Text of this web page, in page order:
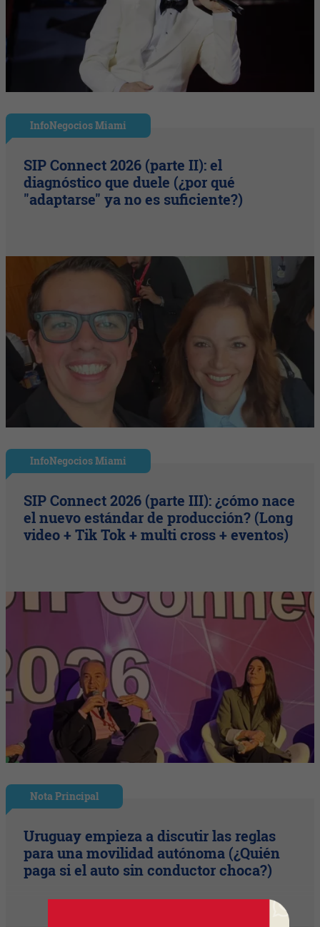
InfoNegocios Miami
SIP Connect 2026 (parte II): el
diagnóstico que duele (¿por qué
"adaptarse" ya no es suficiente?)
InfoNegocios Miami
SIP Connect 2026 (parte III): ¿cómo nace
el nuevo estándar de producción? (Long
video + Tik Tok + multi cross + eventos)
Nota Principal
Uruguay empieza a discutir las reglas
para una movilidad autónoma (¿Quién
paga si el auto sin conductor choca?)